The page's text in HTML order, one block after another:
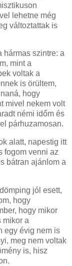
lehetne még
változtattak is
hármas szintre: a
mint a
voltak a
is örültem,
hogy
mivel nekem volt
némi időm és
párhuzamosan.
alatt, napestig itt
fogom venni az
bátran ajánlom a
jól esett,
hogy
hogy mikor
mikor a
egy évig nem is
meg nem voltak
is, hisz